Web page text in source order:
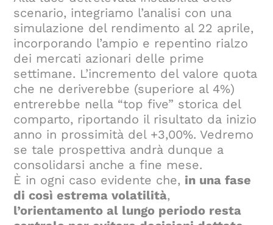
scenario, integriamo l’analisi con una
simulazione del rendimento al 22 aprile,
incorporando l’ampio e repentino rialzo
dei mercati azionari delle prime
settimane. L’incremento del valore quota
che ne deriverebbe (superiore al 4%)
entrerebbe nella “top five” storica del
comparto, riportando il risultato da inizio
anno in prossimità del +3,00%. Vedremo
se tale prospettiva andrà dunque a
consolidarsi anche a fine mese.
È in ogni caso evidente che, in una fase
di così estrema volatilità,
l’orientamento al lungo periodo resta